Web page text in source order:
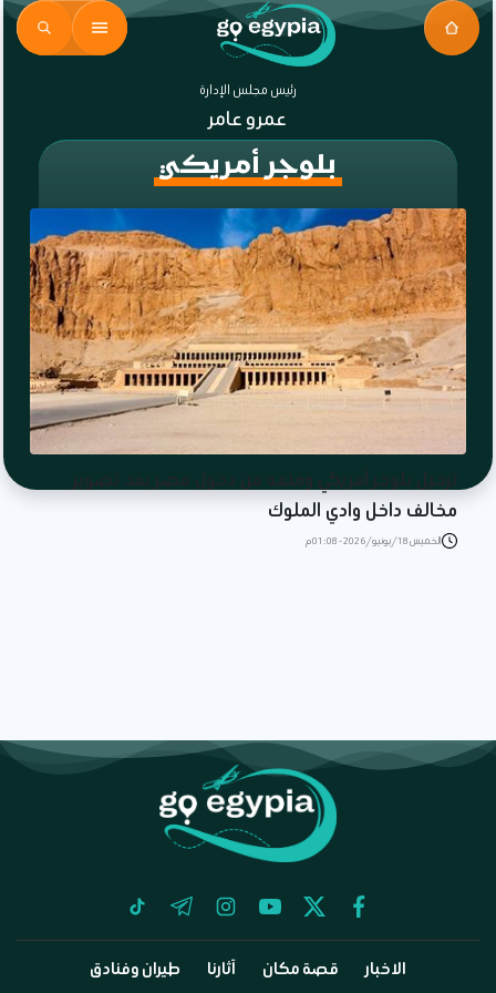
رئيس مجلس الإدارة
عمرو عامر
بلوجر أمريكي
ترحيل بلوجر أمريكي ومنعه من دخول مصر بعد تصوير
مخالف داخل وادي الملوك
الخميس 18/يونيو/2026 - 01:08 م
facebook
twitter
youtube
instagram
telegram
tiktok
الاخبار قصة مكان آثارنا طيران وفنادق